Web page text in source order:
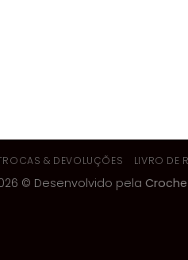
& DEVOLUÇÕES LIVRO DE
© Desenvolvido pela